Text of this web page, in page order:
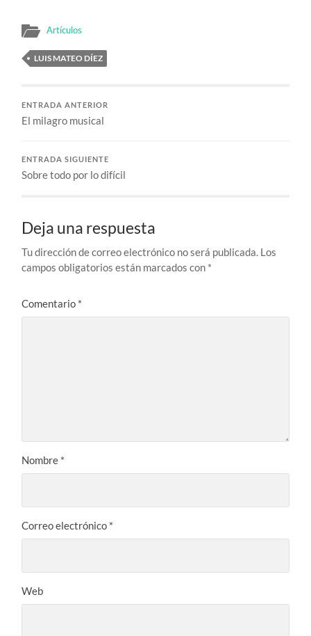
Artículos
LUIS MATEO DÍEZ
ENTRADA ANTERIOR
El milagro musical
ENTRADA SIGUIENTE
Sobre todo por lo difícil
Deja una respuesta
Tu dirección de correo electrónico no será publicada. Los
campos obligatorios están marcados con *
Comentario *
Nombre *
Correo electrónico *
Web